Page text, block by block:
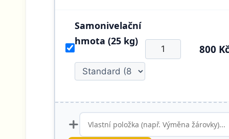
Samonivelační
hmota (25 kg)
800